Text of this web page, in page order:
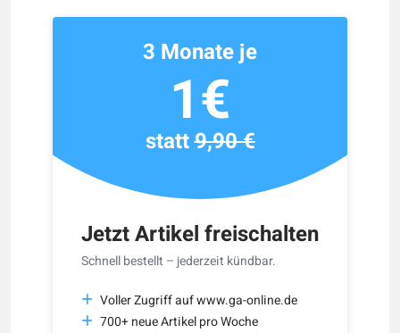
Jetzt Artikel freischalten
Schnell bestellt – jederzeit kündbar.
Voller Zugriff auf www.ga-online.de
700+ neue Artikel pro Woche
3 Monate je
1€
statt9,90 €